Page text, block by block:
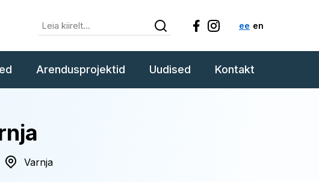
ee en
Arendusprojektid Uudised Kontakt
Varnja